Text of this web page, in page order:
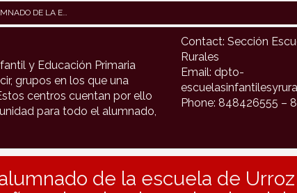
A LAS ABUELAS Y ABUELOS DEL PUEBLO
y Educación Primaria
grupos en los que una
centros cuentan por ello
para todo el alumnado,
Contact: Sección
Rurales
Email: dpto-
Phone: 848426555 –
de la escuela de Urroz